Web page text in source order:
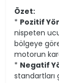
Özet:
* Pozitif
nispeten
bölgeye
motorun
* Negatif
standartları